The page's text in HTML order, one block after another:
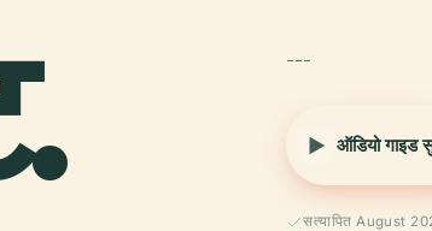
---
ऑडियो गाइड
सत्यापित August